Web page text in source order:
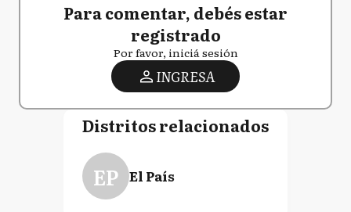
Para comentar, debés estar
registrado
Por favor, iniciá sesión
INGRESA
Distritos relacionados
EP El País